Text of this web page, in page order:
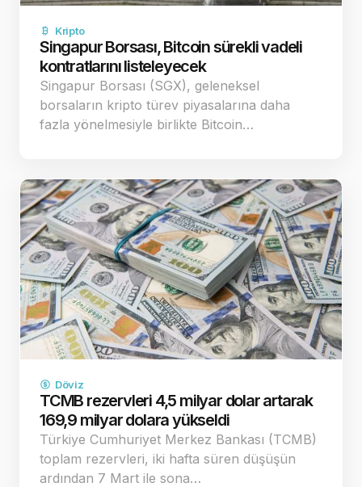
Kripto
Singapur Borsası, Bitcoin sürekli vadeli
kontratlarını listeleyecek
Singapur Borsası (SGX), geleneksel
borsaların kripto türev piyasalarına daha
fazla yönelmesiyle birlikte Bitcoin…
Döviz
TCMB rezervleri 4,5 milyar dolar artarak
169,9 milyar dolara yükseldi
Türkiye Cumhuriyet Merkez Bankası (TCMB)
toplam rezervleri, iki hafta süren düşüşün
ardından 7 Mart ile sona…